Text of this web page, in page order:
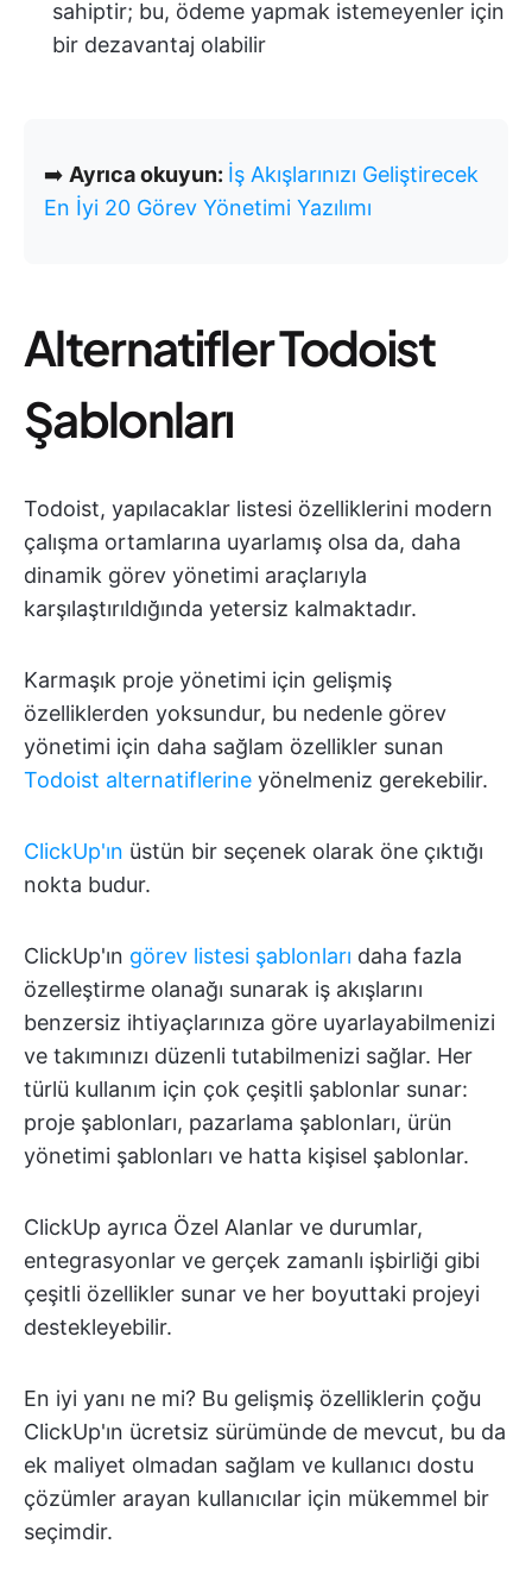
sahiptir; bu, ödeme yapmak istemeyenler için
bir dezavantaj olabilir
➡️ Ayrıca okuyun: İş Akışlarınızı Geliştirecek
En İyi 20 Görev Yönetimi Yazılımı
Alternatifler Todoist
Şablonları
Todoist, yapılacaklar listesi özelliklerini modern
çalışma ortamlarına uyarlamış olsa da, daha
dinamik görev yönetimi araçlarıyla
karşılaştırıldığında yetersiz kalmaktadır.
Karmaşık proje yönetimi için gelişmiş
özelliklerden yoksundur, bu nedenle görev
yönetimi için daha sağlam özellikler sunan
Todoist alternatiflerine yönelmeniz gerekebilir.
ClickUp'ın üstün bir seçenek olarak öne çıktığı
nokta budur.
ClickUp'ın görev listesi şablonları daha fazla
özelleştirme olanağı sunarak iş akışlarını
benzersiz ihtiyaçlarınıza göre uyarlayabilmenizi
ve takımınızı düzenli tutabilmenizi sağlar. Her
türlü kullanım için çok çeşitli şablonlar sunar:
proje şablonları, pazarlama şablonları, ürün
yönetimi şablonları ve hatta kişisel şablonlar.
ClickUp ayrıca Özel Alanlar ve durumlar,
entegrasyonlar ve gerçek zamanlı işbirliği gibi
çeşitli özellikler sunar ve her boyuttaki projeyi
destekleyebilir.
En iyi yanı ne mi? Bu gelişmiş özelliklerin çoğu
ClickUp'ın ücretsiz sürümünde de mevcut, bu da
ek maliyet olmadan sağlam ve kullanıcı dostu
çözümler arayan kullanıcılar için mükemmel bir
seçimdir.